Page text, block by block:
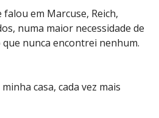
falou em Marcuse, Reich,
numa maior necessidade de
nunca encontrei nenhum.
casa, cada vez mais